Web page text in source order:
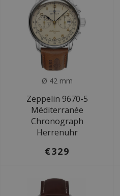
Ø 42 mm
Zeppelin 9670-5
Méditerranée
Chronograph
Herrenuhr
€329